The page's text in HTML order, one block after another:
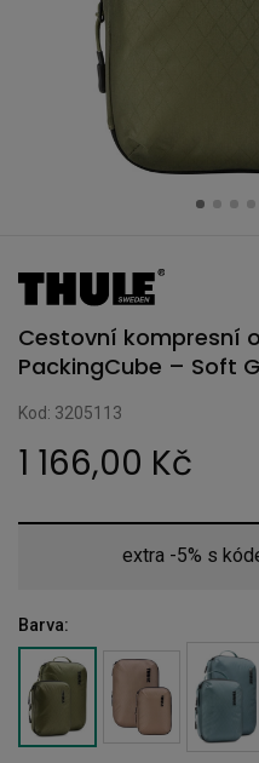
Cestovní kompresní
PackingCube – Soft
Kod: 3205113
1 166,00 Kč
extra -5% s
Barva: